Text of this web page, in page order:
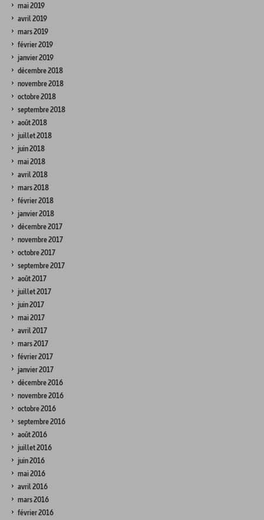
mai 2019
avril 2019
mars 2019
février 2019
janvier 2019
décembre 2018
novembre 2018
octobre 2018
septembre 2018
août 2018
juillet 2018
juin 2018
mai 2018
avril 2018
mars 2018
février 2018
janvier 2018
décembre 2017
novembre 2017
octobre 2017
septembre 2017
août 2017
juillet 2017
juin 2017
mai 2017
avril 2017
mars 2017
février 2017
janvier 2017
décembre 2016
novembre 2016
octobre 2016
septembre 2016
août 2016
juillet 2016
juin 2016
mai 2016
avril 2016
mars 2016
février 2016